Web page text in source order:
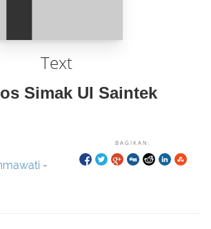
Text
Simak UI Saintek
BAGIKAN:
-